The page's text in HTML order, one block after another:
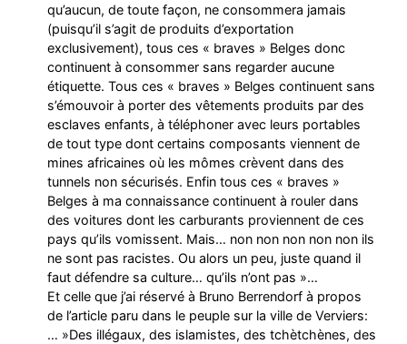
qu’aucun, de toute façon, ne consommera jamais
(puisqu’il s’agit de produits d’exportation
exclusivement), tous ces « braves » Belges donc
continuent à consommer sans regarder aucune
étiquette. Tous ces « braves » Belges continuent sans
s’émouvoir à porter des vêtements produits par des
esclaves enfants, à téléphoner avec leurs portables
de tout type dont certains composants viennent de
mines africaines où les mômes crèvent dans des
tunnels non sécurisés. Enfin tous ces « braves »
Belges à ma connaissance continuent à rouler dans
des voitures dont les carburants proviennent de ces
pays qu’ils vomissent. Mais… non non non non non ils
ne sont pas racistes. Ou alors un peu, juste quand il
faut défendre sa culture… qu’ils n’ont pas »…
Et celle que j’ai réservé à Bruno Berrendorf à propos
de l’article paru dans le peuple sur la ville de Verviers:
… »Des illégaux, des islamistes, des tchètchènes, des